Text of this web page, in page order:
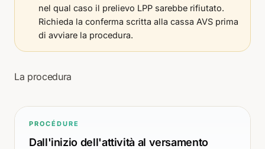
nel qual caso il prelievo LPP sarebbe rifiutato.
Richieda la conferma scritta alla cassa AVS prima
di avviare la procedura.
La procedura
PROCÉDURE
Dall'inizio dell'attività al versamento